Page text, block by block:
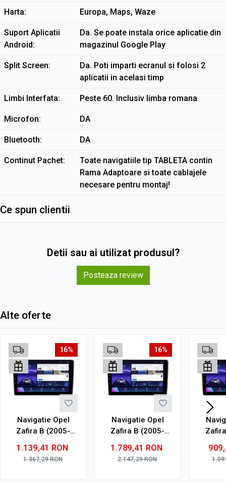
Harta Europa, Maps, Waze
Suport Aplicatii
Android
Da. Se poate instala orice aplicatie din
magazinul Google Play
Split Screen
Da. Poti imparti ecranul si folosi 2
aplicatii in acelasi timp
Limbi Interfata Peste 60. Inclusiv limba romana
Microfon DA
Bluetooth DA
Continut Pachet
Toate navigatiile tip TABLETA contin
Rama Adaptoare si toate cablajele
necesare pentru montaj!
Ce spun clientii
Detii sau ai utilizat produsul?
Posteaza review
Alte oferte
16%
Navigatie Opel
Zafira B (2005-
4GB RAM, 64GB
ROM, Ecran QLED
1.139,41 RON
1.367,29RON
16%
Navigatie Opel
Zafira B (2005-
8GB RAM, 128GB
ROM, Ecran QLED
1.789,41 RON
2.147,29RON
2GB